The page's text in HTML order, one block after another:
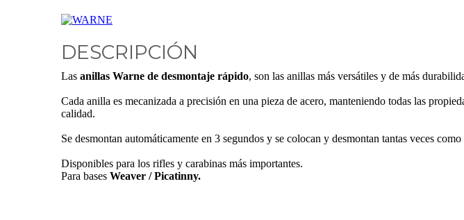
DESCRIPCIÓN
Lasanillas Warne de desmontaje rápido, son las anillas más versátiles y de más
Cada anilla es mecanizada a precisión en una pieza de acero, manteniendo todas las
calidad.
Se desmontan automáticamente en 3 segundos y se colocan y desmontan tantas veces
Disponibles para los rifles y carabinas más importantes.
Para bases Weaver / Picatinny.